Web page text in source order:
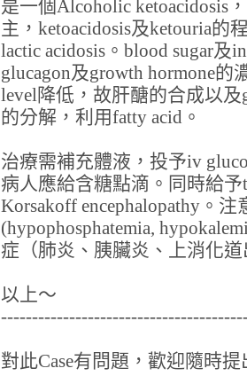
是一個Alcoholic ketoacidosis
主，ketoacidosis及ketouria
lactic acidosis。blood sugar及
glucagon及growth hormone
level降低，故肝醣的合成以及
的分解，利用fatty acid。
治療需補充體液，投予iv
病人應給含糖點滴。同時給予
Korsakoff encephalopathy。
(hypophosphatemia,
症（肺炎、胰臟炎、上消化
以上～
對此Case有問題，歡迎隨時